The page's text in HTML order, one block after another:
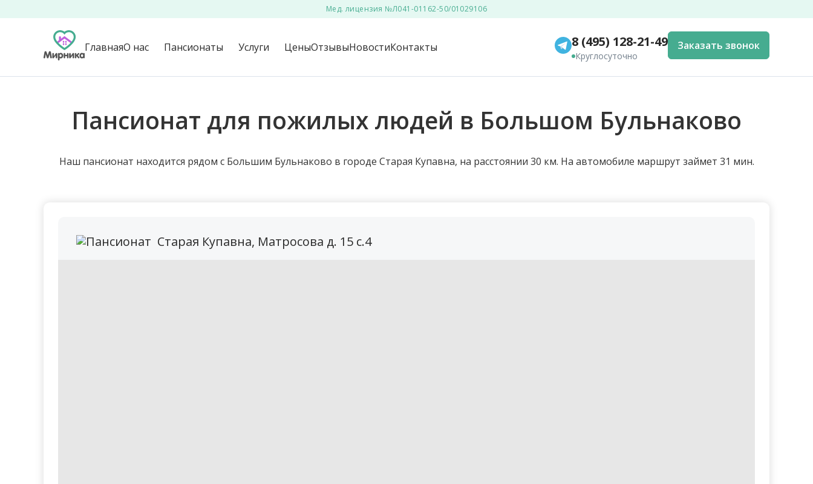
Мед. лицензия №Л041-01162-50/01029106
ГлавнаяО нас Пансионаты Услуги ЦеныОтзывыНовостиКонтакты 8 (495) 128-21-49
Круглосуточно
Заказать звонок
Пансионат для пожилых людей в Большом Бульнаково
Наш пансионат находится рядом с Большим Бульнаково в городе Старая Купавна, на расстоянии 30 км. На автомобиле маршрут займет 31 мин.
Старая Купавна, Матросова д. 15 с.4